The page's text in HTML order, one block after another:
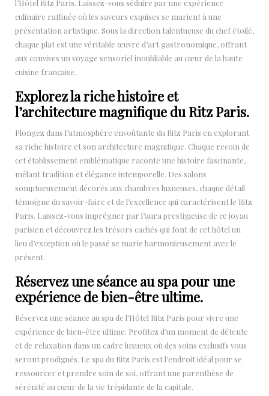
l’Hôtel Ritz Paris. Laissez-vous séduire par une expérience
culinaire raffinée où les saveurs exquises se marient à une
présentation artistique. Sous la direction talentueuse du chef étoilé,
chaque plat est une véritable œuvre d’art gastronomique, offrant
aux convives un voyage sensoriel inoubliable au cœur de la haute
cuisine française.
Explorez la riche histoire et
l’architecture magnifique du Ritz Paris.
Plongez dans l’atmosphère envoûtante du Ritz Paris en explorant
sa riche histoire et son architecture magnifique. Chaque recoin de
cet établissement emblématique raconte une histoire fascinante,
mêlant tradition et élégance intemporelle. Des salons
somptueusement décorés aux chambres luxueuses, chaque détail
témoigne du savoir-faire et de l’excellence qui caractérisent le Ritz
Paris. Laissez-vous imprégner par l’aura prestigieuse de ce joyau
parisien et découvrez les trésors cachés qui font de cet hôtel un
lieu d’exception où le passé se marie harmonieusement avec le
présent.
Réservez une séance au spa pour une
expérience de bien-être ultime.
Réservez une séance au spa de l’Hôtel Ritz Paris pour vivre une
expérience de bien-être ultime. Profitez d’un moment de détente
et de relaxation dans un cadre luxueux où des soins exclusifs vous
seront prodigués. Le spa du Ritz Paris est l’endroit idéal pour se
ressourcer et prendre soin de soi, offrant une parenthèse de
sérénité au cœur de la vie trépidante de la capitale.